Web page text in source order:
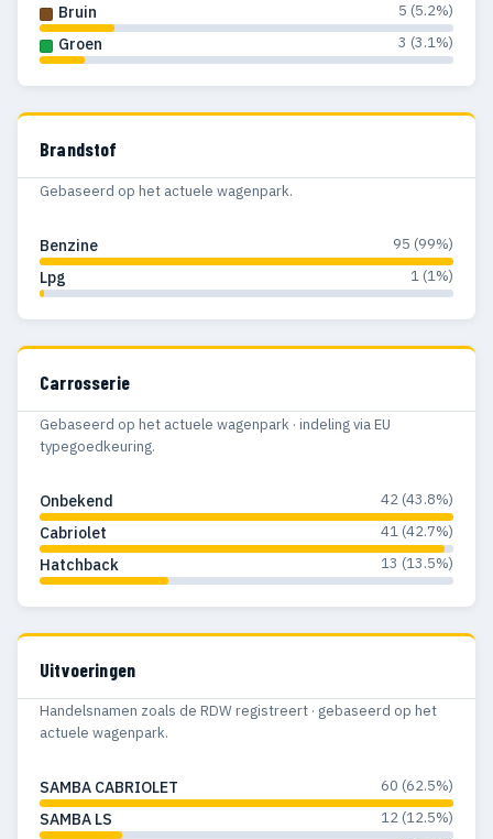
Bruin 5 (5.2%)
Groen 3 (3.1%)
Brandstof
Gebaseerd op het actuele wagenpark.
Benzine 95 (99%)
Lpg 1 (1%)
Carrosserie
Gebaseerd op het actuele wagenpark · indeling via EU
typegoedkeuring.
Onbekend 42 (43.8%)
Cabriolet 41 (42.7%)
Hatchback 13 (13.5%)
Uitvoeringen
Handelsnamen zoals de RDW registreert · gebaseerd op het
actuele wagenpark.
SAMBA CABRIOLET 60 (62.5%)
SAMBA LS 12 (12.5%)